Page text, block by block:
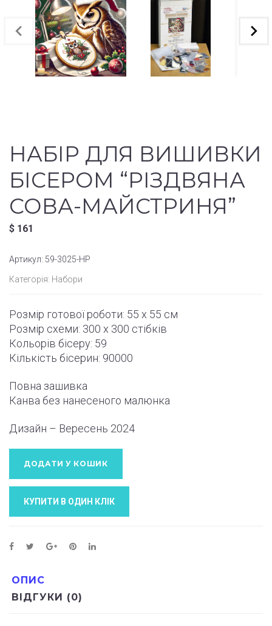
НАБІР ДЛЯ ВИШИВКИ
БІСЕРОМ “РІЗДВЯНА
СОВА-МАЙСТРИНЯ”
$ 161
Артикул: 59-3025-НР
Категорія: Набори
Розмір готової роботи: 55 x 55 см
Розмір схеми: 300 x 300 стібків
Кольорів бісеру: 59
Кількість бісерин: 90000
Повна зашивка
Канва без нанесеного малюнка
Дизайн – Вересень 2024
ДОДАТИ У КОШИК
КУПИТИ В ОДИН КЛIК
ОПИС
ВІДГУКИ (0)